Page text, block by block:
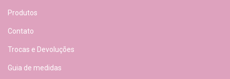
Produtos
Contato
Trocas e Devoluções
Guia de medidas